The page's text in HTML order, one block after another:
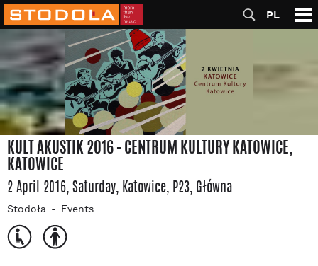
PL
KULT AKUSTIK 2016 - CENTRUM KULTURY KATOWICE,
KATOWICE
2 April 2016, Saturday, Katowice, P23, Główna
Stodoła Events